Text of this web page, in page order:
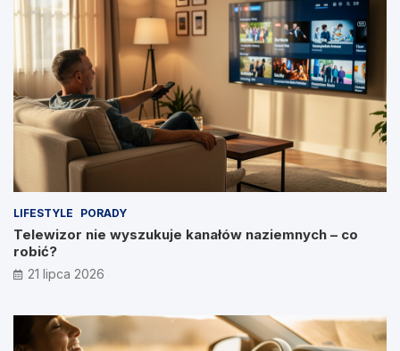
LIFESTYLE PORADY
Telewizor nie wyszukuje kanałów naziemnych – co
robić?
21 lipca 2026